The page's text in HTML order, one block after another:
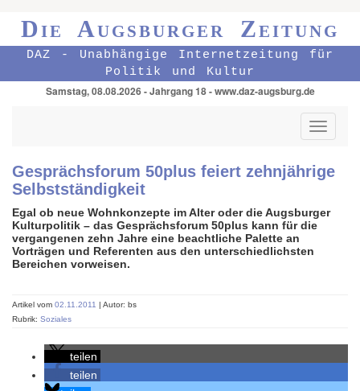
Die Augsburger Zeitung
DAZ - Unabhängige Internetzeitung für
Politik und Kultur
Samstag, 08.08.2026 - Jahrgang 18 - www.daz-augsburg.de
Toggle
Gesprächsforum 50plus feiert zehnjährige
Selbstständigkeit
Egal ob neue Wohnkonzepte im Alter oder die Augsburger
Kulturpolitik – das Gesprächsforum 50plus kann für die
vergangenen zehn Jahre eine beachtliche Palette an
Vorträgen und Referenten aus den unterschiedlichsten
Bereichen vorweisen.
Artikel vom 02.11.2011 | Autor: bs
Rubrik: Soziales
teilen
teilen